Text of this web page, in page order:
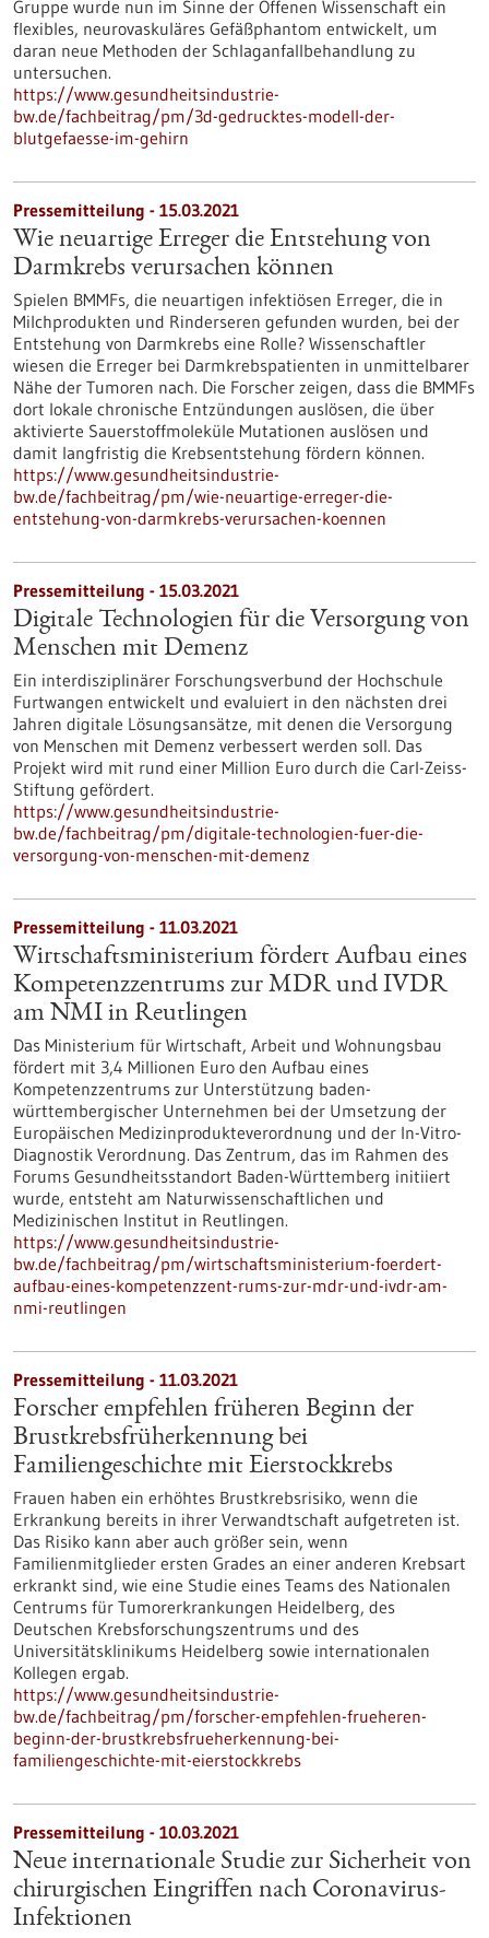
Gruppe wurde nun im Sinne der Offenen Wissenschaft ein
flexibles, neurovaskuläres Gefäßphantom entwickelt, um
daran neue Methoden der Schlaganfallbehandlung zu
untersuchen.
https://www.gesundheitsindustrie-
bw.de/fachbeitrag/pm/3d-gedrucktes-modell-der-
blutgefaesse-im-gehirn
Pressemitteilung - 15.03.2021
Wie neuartige Erreger die Entstehung von
Darmkrebs verursachen können
Spielen BMMFs, die neuartigen infektiösen Erreger, die in
Milchprodukten und Rinderseren gefunden wurden, bei der
Entstehung von Darmkrebs eine Rolle? Wissenschaftler
wiesen die Erreger bei Darmkrebspatienten in unmittelbarer
Nähe der Tumoren nach. Die Forscher zeigen, dass die BMMFs
dort lokale chronische Entzündungen auslösen, die über
aktivierte Sauerstoffmoleküle Mutationen auslösen und
damit langfristig die Krebsentstehung fördern können.
https://www.gesundheitsindustrie-
bw.de/fachbeitrag/pm/wie-neuartige-erreger-die-
entstehung-von-darmkrebs-verursachen-koennen
Pressemitteilung - 15.03.2021
Digitale Technologien für die Versorgung von
Menschen mit Demenz
Ein interdisziplinärer Forschungsverbund der Hochschule
Furtwangen entwickelt und evaluiert in den nächsten drei
Jahren digitale Lösungsansätze, mit denen die Versorgung
von Menschen mit Demenz verbessert werden soll. Das
Projekt wird mit rund einer Million Euro durch die Carl-Zeiss-
Stiftung gefördert.
https://www.gesundheitsindustrie-
bw.de/fachbeitrag/pm/digitale-technologien-fuer-die-
versorgung-von-menschen-mit-demenz
Pressemitteilung - 11.03.2021
Wirtschaftsministerium fördert Aufbau eines
Kompetenzzentrums zur MDR und IVDR
am NMI in Reutlingen
Das Ministerium für Wirtschaft, Arbeit und Wohnungsbau
fördert mit 3,4 Millionen Euro den Aufbau eines
Kompetenzzentrums zur Unterstützung baden-
württembergischer Unternehmen bei der Umsetzung der
Europäischen Medizinprodukteverordnung und der In-Vitro-
Diagnostik Verordnung. Das Zentrum, das im Rahmen des
Forums Gesundheitsstandort Baden-Württemberg initiiert
wurde, entsteht am Naturwissenschaftlichen und
Medizinischen Institut in Reutlingen.
https://www.gesundheitsindustrie-
bw.de/fachbeitrag/pm/wirtschaftsministerium-foerdert-
aufbau-eines-kompetenzzent-rums-zur-mdr-und-ivdr-am-
nmi-reutlingen
Pressemitteilung - 11.03.2021
Forscher empfehlen früheren Beginn der
Brustkrebsfrüherkennung bei
Familiengeschichte mit Eierstockkrebs
Frauen haben ein erhöhtes Brustkrebsrisiko, wenn die
Erkrankung bereits in ihrer Verwandtschaft aufgetreten ist.
Das Risiko kann aber auch größer sein, wenn
Familienmitglieder ersten Grades an einer anderen Krebsart
erkrankt sind, wie eine Studie eines Teams des Nationalen
Centrums für Tumorerkrankungen Heidelberg, des
Deutschen Krebsforschungszentrums und des
Universitätsklinikums Heidelberg sowie internationalen
Kollegen ergab.
https://www.gesundheitsindustrie-
bw.de/fachbeitrag/pm/forscher-empfehlen-frueheren-
beginn-der-brustkrebsfrueherkennung-bei-
familiengeschichte-mit-eierstockkrebs
Pressemitteilung - 10.03.2021
Neue internationale Studie zur Sicherheit von
chirurgischen Eingriffen nach Coronavirus-
Infektionen